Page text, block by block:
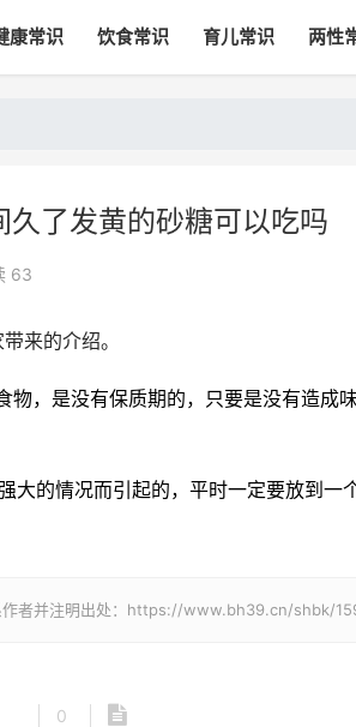
康常识 饮食常识 育儿常识 两性
了发黄的砂糖可以吃吗
63
来的介绍。
物，是没有保质期的，只要是没有造成
大的情况而引起的，平时一定要放到一
作者并注明出处：https://www.bh39.cn/shbk/
0